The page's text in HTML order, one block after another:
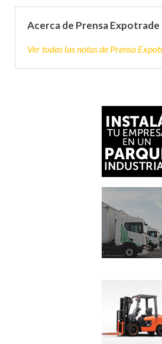
Acerca de Prensa Expotrade
Ver todas las notas de Prensa